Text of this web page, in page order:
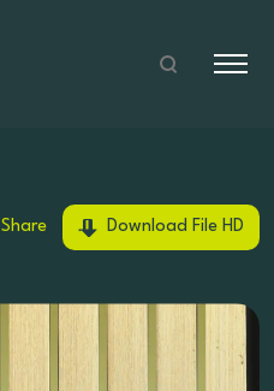
Share Download File HD